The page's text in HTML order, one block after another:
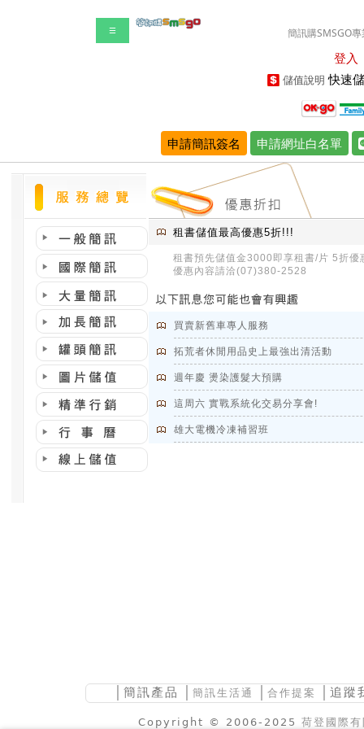
☰ 簡訊購SMSGO
登入
儲值說明 快速
申請簡訊簽名 申請網址白名單
租書儲值最高優惠5折!!!
租書預先儲值金3000即享租書/片 5折優
優惠內容請洽(07)380-2528
買賣新舊車專人服務
拓荒者休閒用品史上最強出清活動
週年慶 燙染護髮大預購
這周六 實戰系統化交易分享會!
雄大電機冷凍補習班
簡訊產品 簡訊生活通 合作提案 │追蹤
Copyright © 2006-2025 荷登國際